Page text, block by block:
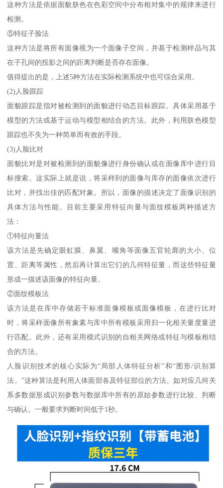
这种方法是依据面貌肤色在色彩空间中分布相对集中的规律来进行
检测。
⑤特征子脸法
这种方法是将所有面像视为一个面像子空间，并基于检测样品与其
在子孔间的投影之间的距离判断是否存在面像。
值得提出的是，上述5种方法在实际检测系统中也可综合采用。
(2)人脸跟踪
面貌跟踪是指对被检测到的面貌进行动态目标跟踪。具体采用基于
模型的方法或基于运动与模型相结合的方法。此外，利用肤色模型
跟踪也不失为一种简单而有效的手段。
(3)人脸比对
面貌比对是对被检测到的面貌像进行身份确认或在面像库中进行目
标搜索。这实际上就是说，将采样到的面像与库存的面像依次进行
比对，并找出佳的匹配对象。所以，面像的描述决定了面像识别的
具体方法与性能。目前主要采用特征向量与面纹模板两种描述方
法：
①特征向量法
该方法是先确定眼虹膜、鼻翼、嘴角等面像五官轮廓的大小、位
置、距离等属性，然后再计算出它们的几何特征量，而这些特征量
形成一描述该面像的特征向量。
②面纹模板法
该方法是在库中存储若干标准面像模板或面像模板，在进行比对
时，将采样面像所有象素与库中所有模板采用归一化相关量度量进
行匹配。此外，还有采用模式识别的自相关网络或特征与模板相结
合的方法。
人脸识别技术的核心实际为“局部人体特征分析”和“图形/识别算
法。”这种算法是利用人体面部各及特征部位的方法。如对应几何关
系多数据形成识别参数与数据库中所有的原始参数进行比较、判断
与确认。一般要求判断时间低于1秒。